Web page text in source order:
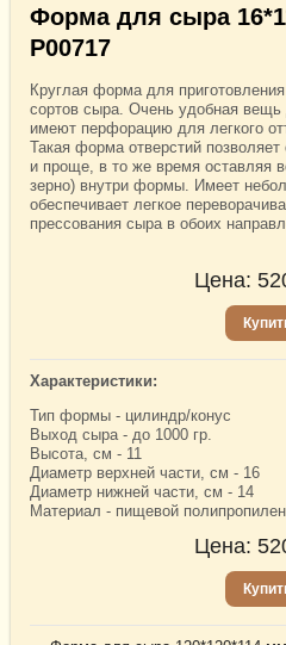
Форма для сыра
Р00717
Круглая форма для
сортов сыра. Очень удобная
имеют перфорацию для легкого
Такая форма отверстий
и проще, в то же время оставляя
зерно) внутри формы. Имеет
обеспечивает легкое
прессования сыра в обоих
Цена:
Характеристики:
Тип формы - цилиндр/конус
Выход сыра - до 1000 гр.
Высота, см - 11
Диаметр верхней части, см - 16
Диаметр нижней части, см - 14
Материал - пищевой полипропилен
Цена: